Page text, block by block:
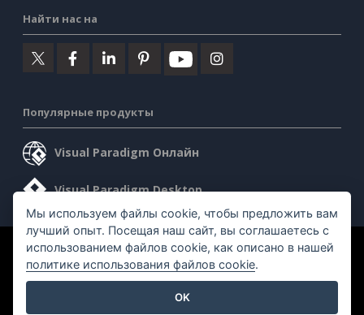
Найти нас на
Популярные продукты
Visual Paradigm Онлайн
Visual Paradigm Desktop
©2026 by Visual Paradigm. Все права защищены.
Мы используем файлы cookie, чтобы предложить вам
лучший опыт. Посещая наш сайт, вы соглашаетесь с
использованием файлов cookie, как описано в нашей
политике использования файлов cookie.
OK